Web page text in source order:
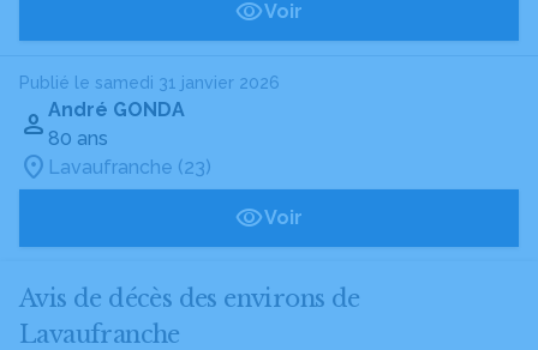
Voir
Publié le samedi 31 janvier 2026
André GONDA
80 ans
Lavaufranche (23)
Voir
Avis de décès des environs de
Lavaufranche